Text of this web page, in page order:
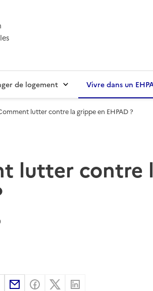
de logement Vivre dans un
lutter contre la grippe en EHPAD ?
lutter contre
ImprimerPartager par email
Partager sur Facebook
Partager sur X